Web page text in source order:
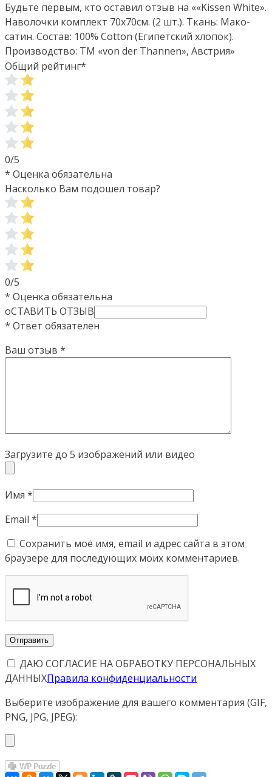
Будьте первым, кто оставил отзыв на ««Kissen White».
Наволочки комплект 70х70см. (2 шт.). Ткань: Мако-
сатин. Состав: 100% Cotton (Египетский хлопок).
Производство: ТМ «von der Thannen», Австрия»
Общий рейтинг*
0/5
* Оценка обязательна
Насколько Вам подошел товар?
0/5
* Оценка обязательна
оСТАВИТЬ ОТЗЫВ
* Ответ обязателен
Ваш отзыв *
Загрузите до 5 изображений или видео
Имя *
Email *
Сохранить моё имя, email и адрес сайта в этом
браузере для последующих моих комментариев.
ДАЮ СОГЛАСИЕ НА ОБРАБОТКУ ПЕРСОНАЛЬНЫХ
ДАННЫХПравила конфиденциальности
Выберите изображение для вашего комментария (GIF,
PNG, JPG, JPEG):